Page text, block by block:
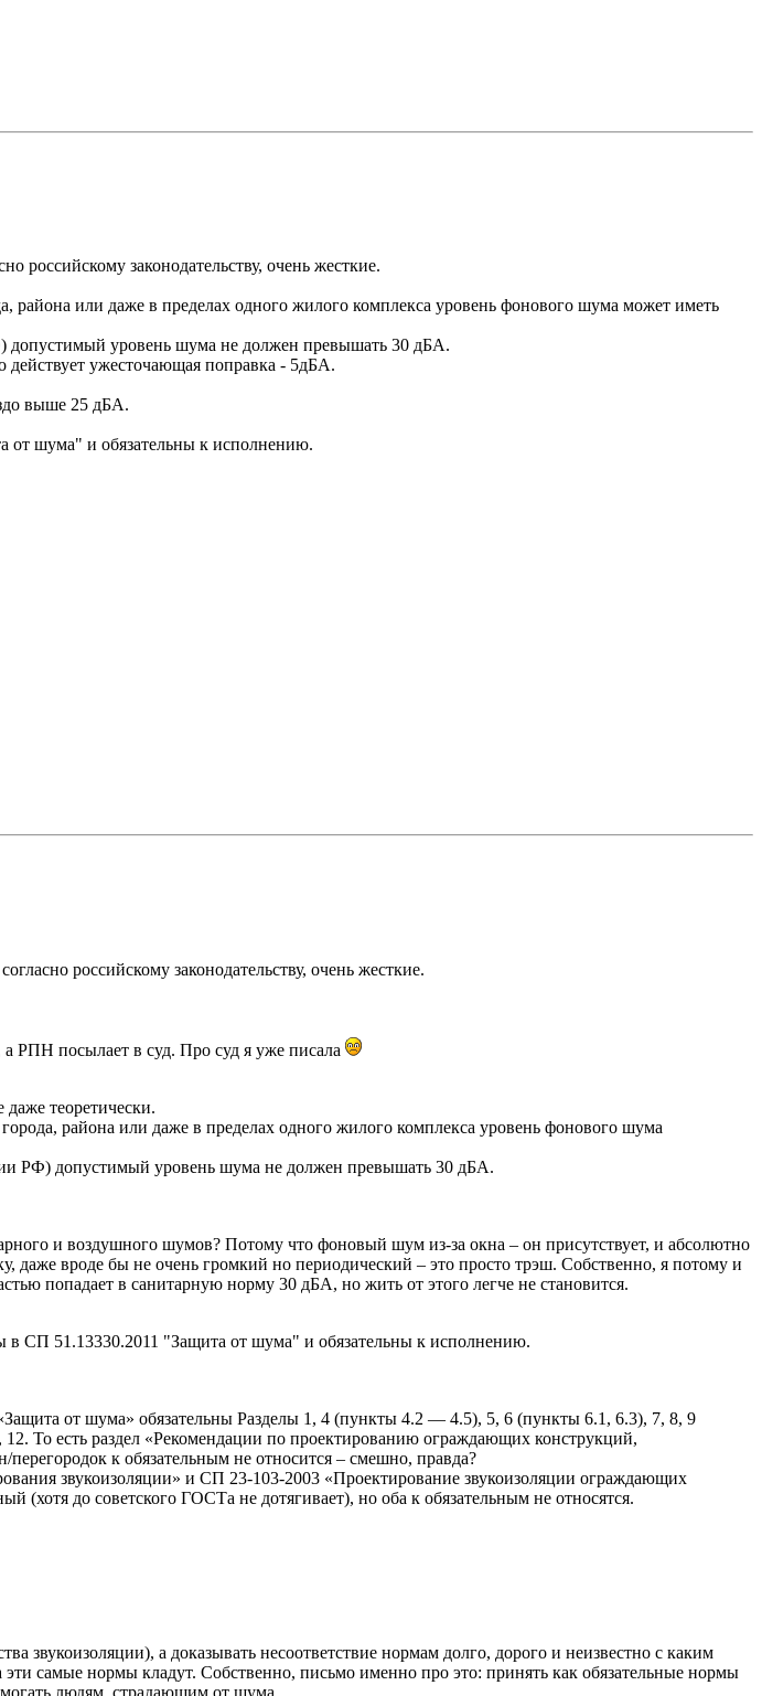
законодательству, очень жесткие.
района или даже в пределах одного жилого комплекса уровень фонового шума может иметь
уровень шума не должен превышать 30 дБА.
ужесточающая поправка - 5дБА.
выше 25 дБА.
от шума" и обязательны к исполнению.
российскому законодательству, очень жесткие.
РПН посылает в суд. Про суд я уже писала
теоретически.
района или даже в пределах одного жилого комплекса уровень фонового шума
РФ) допустимый уровень шума не должен превышать 30 дБА.
и воздушного шумов? Потому что фоновый шум из-за окна – он присутствует, и абсолютно
даже вроде бы не очень громкий но периодический – это просто трэш. Собственно, я потому и
попадает в санитарную норму 30 дБА, но жить от этого легче не становится.
в СП 51.13330.2011 "Защита от шума" и обязательны к исполнению.
от шума» обязательны Разделы 1, 4 (пункты 4.2 — 4.5), 5, 6 (пункты 6.1, 6.3), 7, 8, 9
То есть раздел «Рекомендации по проектированию ограждающих конструкций,
к обязательным не относится – смешно, правда?
звукоизоляции» и СП 23-103-2003 «Проектирование звукоизоляции ограждающих
до советского ГОСТа не дотягивает), но оба к обязательным не относятся.
а доказывать несоответствие нормам долго, дорого и неизвестно с каким
самые нормы кладут. Собственно, письмо именно про это: принять как обязательные нормы
людям, страдающим от шума.